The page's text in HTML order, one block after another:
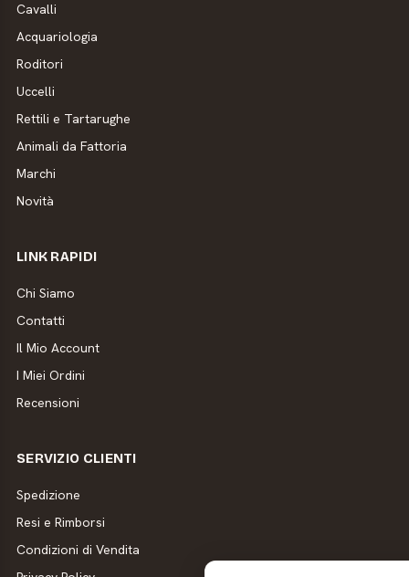
Cavalli
Acquariologia
Roditori
Uccelli
Rettili e Tartarughe
Animali da Fattoria
Marchi
Novità
LINK RAPIDI
Chi Siamo
Contatti
Il Mio Account
I Miei Ordini
Recensioni
SERVIZIO CLIENTI
Spedizione
Resi e Rimborsi
Condizioni di Vendita